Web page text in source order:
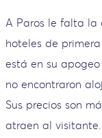
A Paros le falta la
hoteles de
está en su
no encontraron
Sus precios son
atraen al